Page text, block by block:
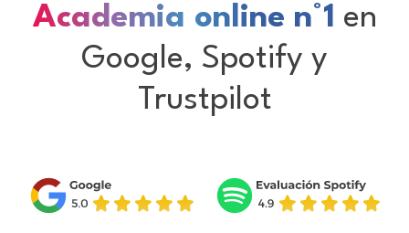
Academia online n°1 en
Google, Spotify y
Trustpilot